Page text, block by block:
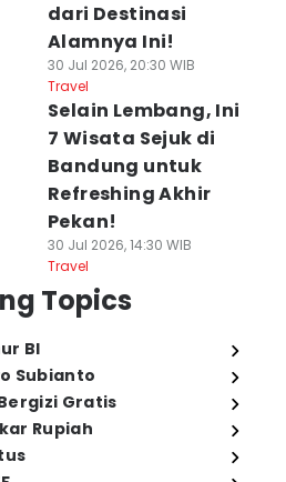
dari Destinasi
Alamnya Ini!
30 Jul 2026, 20:30 WIB
Travel
Selain Lembang, Ini
7 Wisata Sejuk di
Bandung untuk
Refreshing Akhir
Pekan!
30 Jul 2026, 14:30 WIB
Travel
Topics
BI
Subianto
Gratis
Rupiah